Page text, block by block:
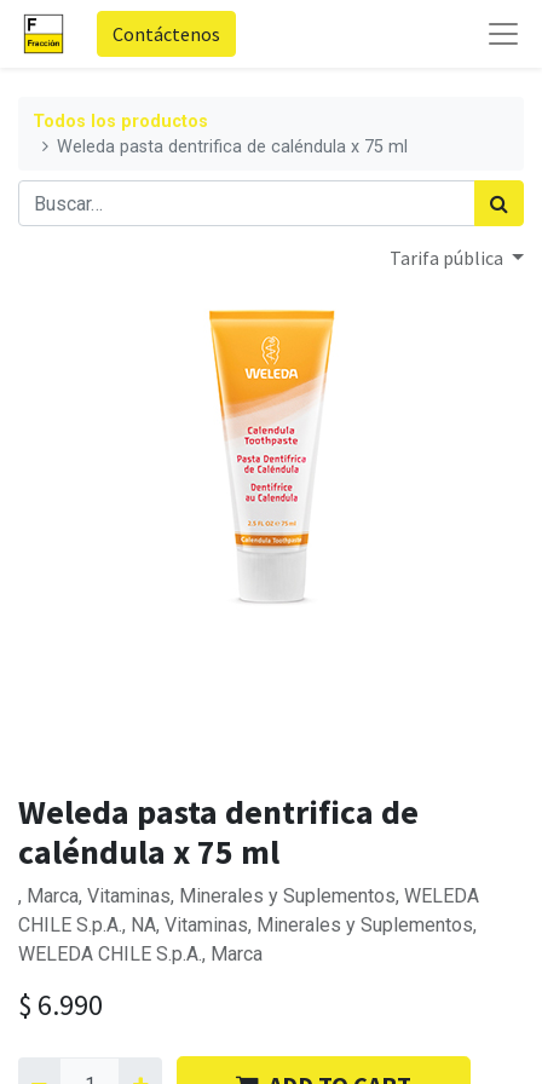
Contáctenos
Todos los productos
Weleda pasta dentrifica de caléndula x 75 ml
Tarifa pública
Weleda pasta dentrifica de
caléndula x 75 ml
, Marca, Vitaminas, Minerales y Suplementos, WELEDA
CHILE S.p.A., NA, Vitaminas, Minerales y Suplementos,
WELEDA CHILE S.p.A., Marca
$ 6.990